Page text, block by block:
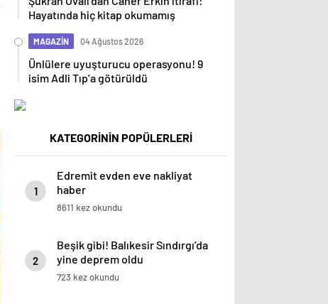
Hayatında hiç kitap okumamış
MAGAZİN 04 Ağustos 2026
Ünlülere uyuşturucu operasyonu! 9
isim Adli Tıp’a götürüldü
KATEGORİNİN POPÜLERLERİ
1
Edremit evden eve nakliyat
haber
8611 kez okundu
2
Beşik gibi! Balıkesir Sındırgı’da
yine deprem oldu
723 kez okundu